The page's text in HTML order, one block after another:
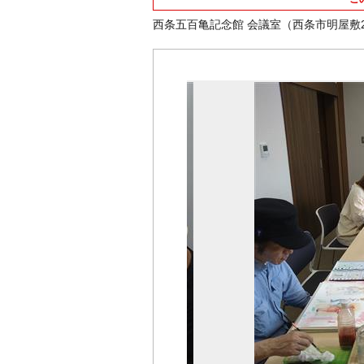
西条五百亀記念館 会議室（西条市明屋